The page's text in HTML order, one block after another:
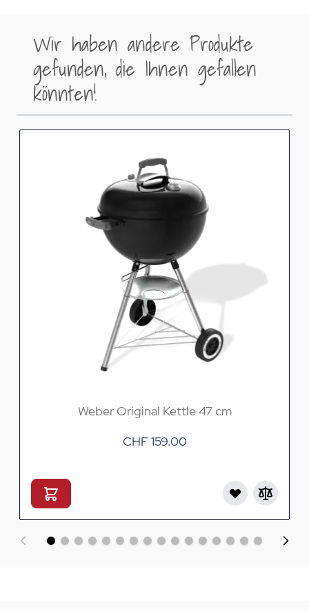
Wir haben andere Produkte
gefunden, die Ihnen gefallen
könnten!
Weber Original Kettle 47 cm
CHF 159.00